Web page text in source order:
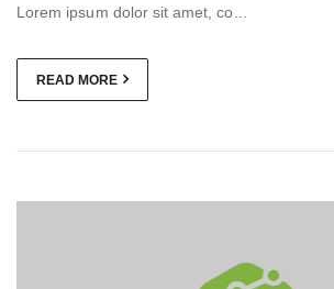
Lorem ipsum dolor sit amet, co...
READ MORE